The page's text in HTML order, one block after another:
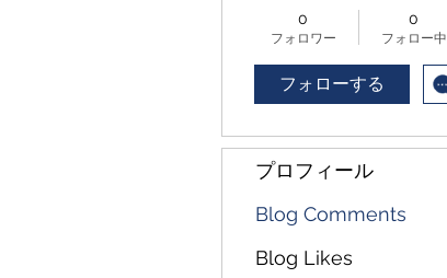
0
フォロワー
0
フォロー中
フォローする
プロフィール
Blog Comments
Blog Likes